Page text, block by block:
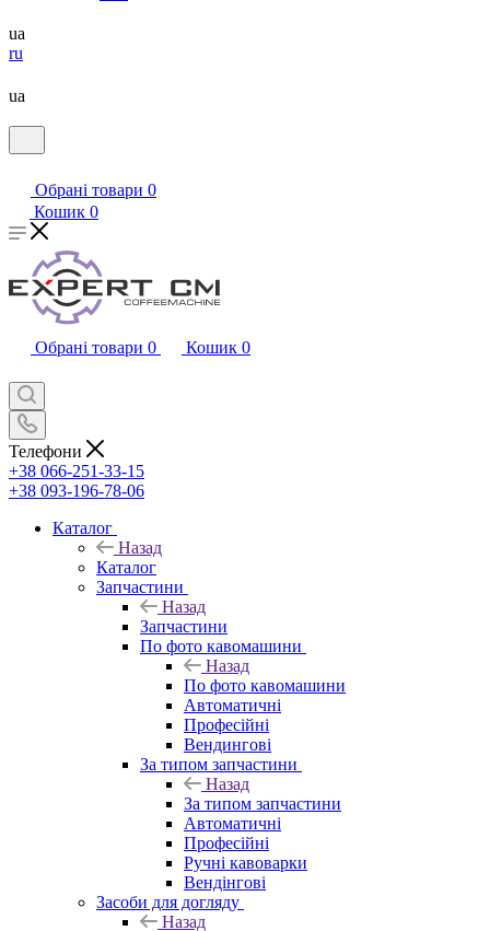
ua
ru
ua
Обрані товари 0
Кошик 0
Обрані товари 0 Кошик 0
Телефони
+38 066-251-33-15
+38 093-196-78-06
Каталог
Назад
Каталог
Запчастини
Назад
Запчастини
По фото кавомашини
Назад
По фото кавомашини
Автоматичні
Професійні
Вендингові
За типом запчастини
Назад
За типом запчастини
Автоматичні
Професійні
Ручні кавоварки
Вендінгові
Засоби для догляду
Назад